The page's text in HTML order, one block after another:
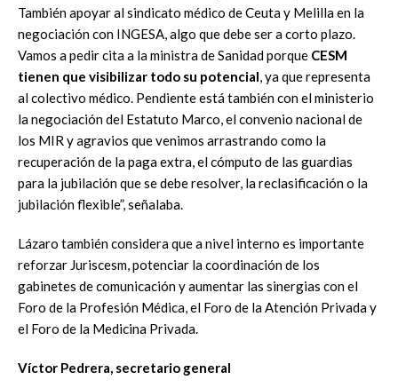
También apoyar al sindicato médico de Ceuta y Melilla en la
negociación con INGESA, algo que debe ser a corto plazo.
Vamos a pedir cita a la ministra de Sanidad porque CESM
tienen que visibilizar todo su potencial, ya que representa
al colectivo médico. Pendiente está también con el ministerio
la negociación del Estatuto Marco, el convenio nacional de
los MIR y agravios que venimos arrastrando como la
recuperación de la paga extra, el cómputo de las guardias
para la jubilación que se debe resolver, la reclasificación o la
jubilación flexible”, señalaba.
Lázaro también considera que a nivel interno es importante
reforzar Juriscesm, potenciar la coordinación de los
gabinetes de comunicación y aumentar las sinergias con el
Foro de la Profesión Médica, el Foro de la Atención Privada y
el Foro de la Medicina Privada.
Víctor Pedrera, secretario general